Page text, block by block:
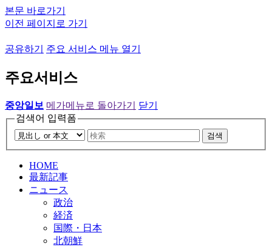
본문 바로가기
이전 페이지로 가기
공유하기 주요 서비스 메뉴 열기
주요서비스
중앙일보 메가메뉴로 돌아가기
닫기
검색어 입력폼
검색
HOME
最新記事
ニュース
政治
経済
国際・日本
北朝鮮